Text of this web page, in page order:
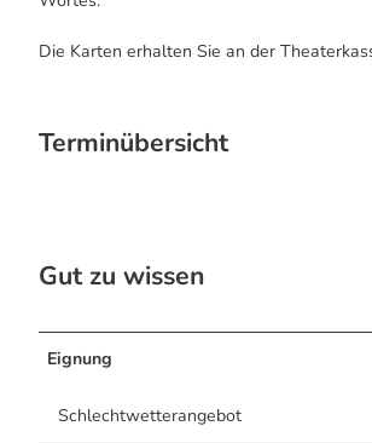
Die Karten erhalten Sie an der
Terminübersicht
Gut zu wissen
Eignung
Schlechtwetterangebot